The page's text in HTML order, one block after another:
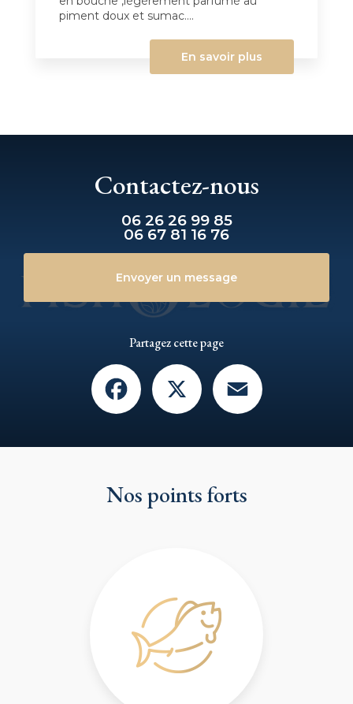
piment doux et sumac....
En savoir plus
Contactez-nous
06 26 26 99 85
06 67 81 16 76
Envoyer un message
Partagez cette page
Facebook
Nos points forts